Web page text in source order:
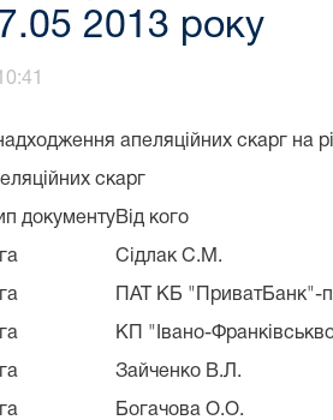
2013 року
апеляційних скарг на
скарг
документуВід кого
Сідлак С.М.
ПАТ КБ "ПриватБанк"-
КП "Івано-
Зайченко В.Л.
Богачова О.О.